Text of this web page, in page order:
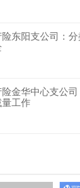
东阳支公司：
金华中心支公
工作